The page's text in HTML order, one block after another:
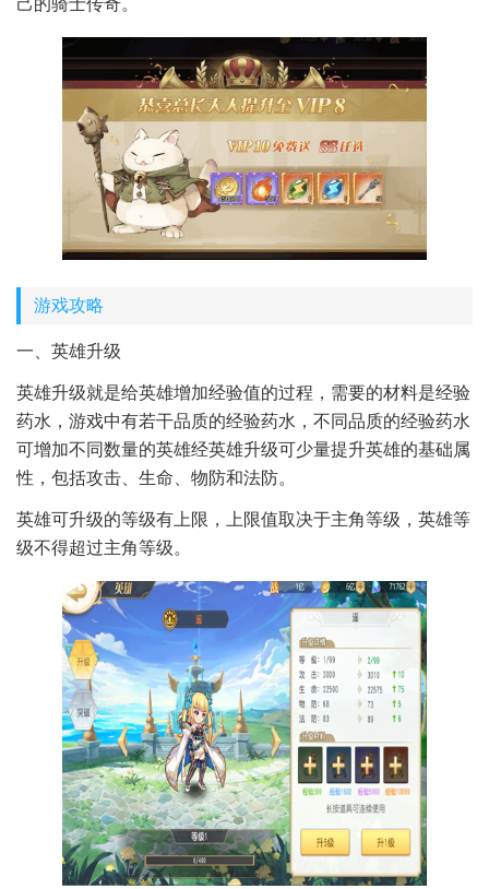
己的骑士传奇。
游戏攻略
一、英雄升级
英雄升级就是给英雄增加经验值的过程，需要的材料是经验
药水，游戏中有若干品质的经验药水，不同品质的经验药水
可增加不同数量的英雄经英雄升级可少量提升英雄的基础属
性，包括攻击、生命、物防和法防。
英雄可升级的等级有上限，上限值取决于主角等级，英雄等
级不得超过主角等级。